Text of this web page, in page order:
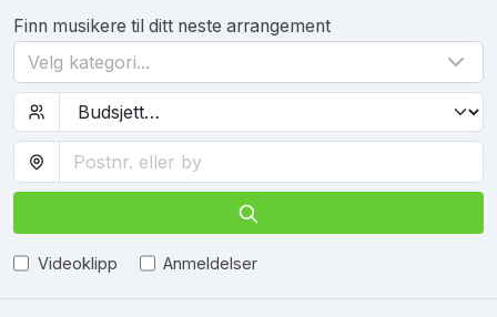
Finn musikere til ditt neste arrangement
Velg kategori...
Videoklipp Anmeldelser